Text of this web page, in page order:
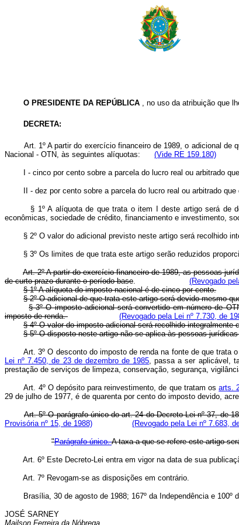
O PRESIDENTE DA REPÚBLICA , no uso da atribuição que
DECRETA:
Art. 1º A partir do exercício financeiro de 1989, o adicional de
Nacional - OTN, às seguintes alíquotas: (Vide RE 159.180)
I - cinco por cento sobre a parcela do lucro real ou arbitrado
II - dez por cento sobre a parcela do lucro real ou arbitrado que
§ 1º A alíquota de que trata o item I deste artigo será de dez
econômicas, sociedade de crédito, financiamento e investimento,
§ 2º O valor do adicional previsto neste artigo será recolhido
§ 3º Os limites de que trata este artigo serão reduzidos
Art. 2º A partir do exercício financeiro de 1989, as pessoas
de curto prazo durante o período-base
(Revogado
§ 1º A alíquota do imposto nacional é de cinco por cento.
§ 2º O adicional de que trata este artigo será devido mesmo
§ 3º O imposto adicional será convertido em número de
imposto de renda.
(Revogado pela Lei nº 7.730, de
§ 4º O valor do imposto adicional será recolhido
§ 5º O disposto neste artigo não se aplica às pessoas
Art. 3º O desconto do imposto de renda na fonte de que trata
Lei nº 7.450, de 23 de dezembro de 1985 , passa a ser aplicável,
prestação de serviços de limpeza, conservação, segurança,
Art. 4º O depósito para reinvestimento, de que tratam osarts.
29 de julho de 1977, é de quarenta por cento do imposto devido,
Art. 5º O parágrafo único do art. 24 do Decreto-Lei nº 37, de
Provisória nº 15, de 1988)
(Revogado pela Lei nº 7.683,
"Parágrafo único.A taxa a que se refere este artigo
Art. 6º Este Decreto-Lei entra em vigor na data de sua
Art. 7º Revogam-se as disposições em contrário.
Brasília, 30 de agosto de 1988; 167º da Independência e 100º
JOSÉ SARNEY
Mailson Ferreira da Nóbrega